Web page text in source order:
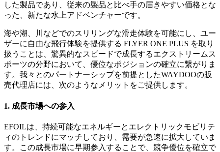
した製品であり、従来の製品と比べ手の届きやすい価格とな
った、新たな水上アドベンチャーです。
海や湖、川などでのスリリングな滑走体験を可能にし、ユー
ザーに自由な飛行体験を提供する FLYER ONE PLUS を取り
扱うことは、驚異的なスピードで成長するエクストリームス
ポーツの分野において、優位なポジションの確立に繋がりま
す。我々とのパートナーシップを前提としたWAYDOOの販
売代理店には、次のようなメリットをご提供します。
1. 成長市場への参入
EFOILは、持続可能なエネルギーとエレクトリックモビリテ
ィのトレンドにマッチしており、需要が急速に拡大していま
す。この成長市場に早期参入することで、競争優位を確立で